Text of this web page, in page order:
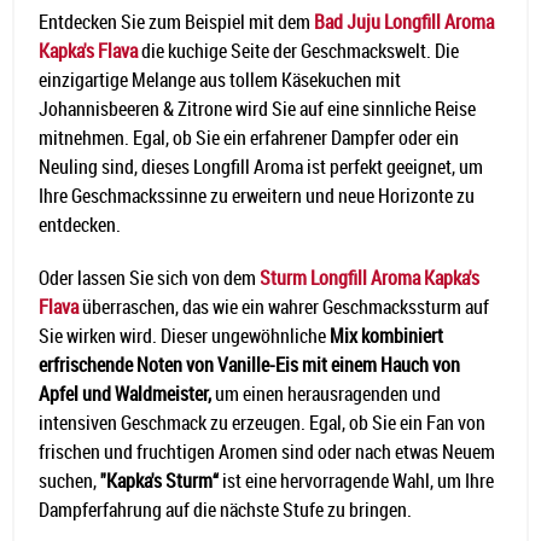
Entdecken Sie zum Beispiel mit dem Bad Juju Longfill Aroma
Kapka's Flavadie kuchige Seite der Geschmackswelt. Die
einzigartige Melange aus tollem Käsekuchen mit
Johannisbeeren & Zitrone wird Sie auf eine sinnliche Reise
mitnehmen. Egal, ob Sie ein erfahrener Dampfer oder ein
Neuling sind, dieses Longfill Aroma ist perfekt geeignet, um
Ihre Geschmackssinne zu erweitern und neue Horizonte zu
entdecken.
Oder lassen Sie sich von dem Sturm Longfill Aroma Kapka's
Flavaüberraschen, das wie ein wahrer Geschmackssturm auf
Sie wirken wird. Dieser ungewöhnlicheMix kombiniert
erfrischende Noten von Vanille-Eis mit einem Hauch von
Apfel und Waldmeister,um einen herausragenden und
intensiven Geschmack zu erzeugen. Egal, ob Sie ein Fan von
frischen und fruchtigen Aromen sind oder nach etwas Neuem
suchen,"Kapka's Sturm“ist eine hervorragende Wahl, um Ihre
Dampferfahrung auf die nächste Stufe zu bringen.